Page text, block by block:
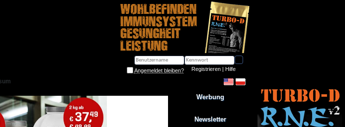
Angemeldet bleiben? Registrieren | Hilfe
Werbung
Newsletter